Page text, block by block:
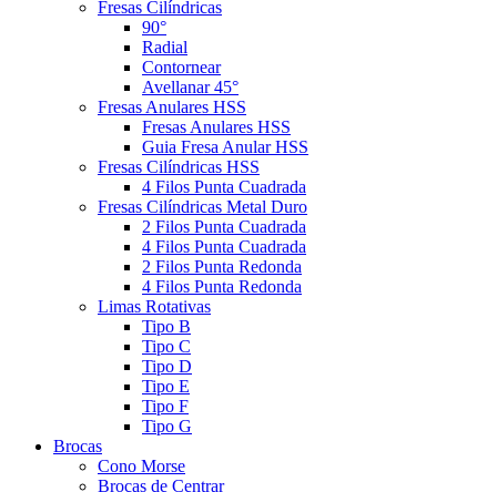
Fresas Cilíndricas
90°
Radial
Contornear
Avellanar 45°
Fresas Anulares HSS
Fresas Anulares HSS
Guia Fresa Anular HSS
Fresas Cilíndricas HSS
4 Filos Punta Cuadrada
Fresas Cilíndricas Metal Duro
2 Filos Punta Cuadrada
4 Filos Punta Cuadrada
2 Filos Punta Redonda
4 Filos Punta Redonda
Limas Rotativas
Tipo B
Tipo C
Tipo D
Tipo E
Tipo F
Tipo G
Brocas
Cono Morse
Brocas de Centrar